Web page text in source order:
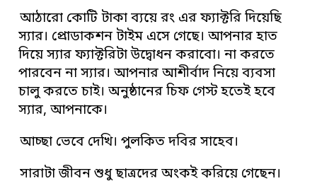
আঠারো কোটি টাকা ব্যয়ে রং এর ফ্যাক্টরি দিয়েছি
স্যার। প্রোডাকশন টাইম এসে গেছে। আপনার হাত
দিয়ে স্যার ফ্যাক্টরিটা উদ্বোধন করাবো। না করতে
পারবেন না স্যার। আপনার আশীর্বাদ নিয়ে ব্যবসা
চালু করতে চাই। অনুষ্ঠানের চিফ গেস্ট হতেই হবে
স্যার, আপনাকে।
আচ্ছা ভেবে দেখি। পুলকিত দবির সাহেব।
সারাটা জীবন শুধু ছাত্রদের অংকই করিয়ে গেছেন।